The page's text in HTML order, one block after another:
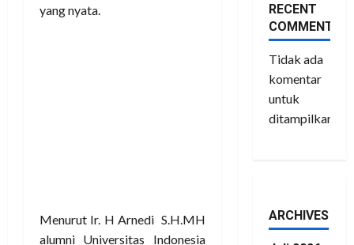
yang nyata.
RECENT
COMMENTS
Tidak ada
komentar
untuk
ditampilkan.
ARCHIVES